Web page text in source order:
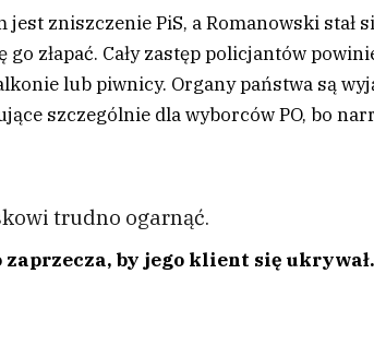
zniszczenie PiS, a Romanowski stał
złapać. Cały zastęp policjantów
lub piwnicy. Organy państwa są
szczególnie dla wyborców PO, bo
trudno ogarnąć.
by jego klient się